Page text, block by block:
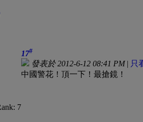
17#
發表於 2012-6-12 08:41 PM| 只
中國警花！頂一下！最搶鏡！